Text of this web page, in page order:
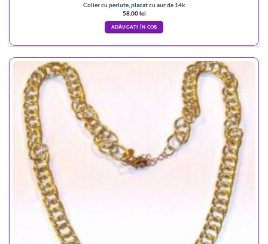
Colier cu perlute, placat cu aur de 14k
58,00lei
ADĂUGAȚI ÎN COȘ